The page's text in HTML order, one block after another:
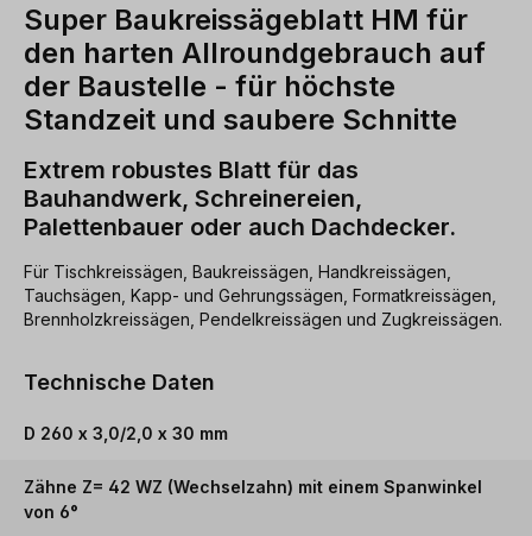
Super Baukreissägeblatt HM für
den harten Allroundgebrauch auf
der Baustelle - für höchste
Standzeit und saubere Schnitte
Extrem robustes Blatt für das
Bauhandwerk, Schreinereien,
Palettenbauer oder auch Dachdecker.
Für Tischkreissägen, Baukreissägen, Handkreissägen,
Tauchsägen, Kapp- und Gehrungssägen, Formatkreissägen,
Brennholzkreissägen, Pendelkreissägen und Zugkreissägen.
Technische Daten
D 260 x 3,0/2,0 x 30 mm
Zähne Z= 42 WZ (Wechselzahn) mit einem Spanwinkel
von 6°